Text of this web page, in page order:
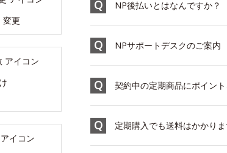
変更
NP後払いとはなんですか？
NPサポートデスクのご案内
契約中の定期商品にポイン
定期購入でも送料はかかりま